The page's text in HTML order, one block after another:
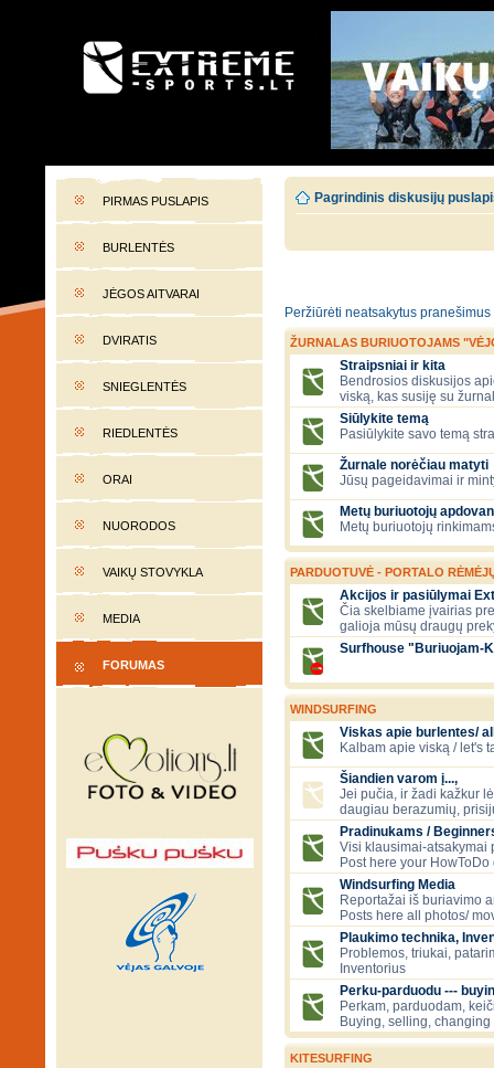
EXTREME-SPORTS.LT
PIRMAS PUSLAPIS
BURLENTĖS
JĖGOS AITVARAI
DVIRATIS
SNIEGLENTĖS
RIEDLENTĖS
ORAI
NUORODOS
VAIKŲ STOVYKLA
MEDIA
FORUMAS
Pagrindinis diskusijų
Peržiūrėti neatsakytus pranešimus
ŽURNALAS BURIUOTOJAMS
Straipsniai ir kita
Bendrosios diskusijos
viską, kas susiję su
Siūlykite temą
Pasiūlykite savo temą
Žurnale norėčiau matyti
Jūsų pageidavimai ir
Metų buriuotojų
Metų buriuotojų
PARDUOTUVĖ - PORTALO
Akcijos ir pasiūlymai
Čia skelbiame įvairias
galioja mūsų draugų
Surfhouse "Buriuojam-
WINDSURFING
Viskas apie burlentes/
Kalbam apie viską / let's
Šiandien varom į...,
Jei pučia, ir žadi kažkur
daugiau berazumių,
Pradinukams /
Visi klausimai-atsakymai
Post here your
Windsurfing Media
Reportažai iš buriavimo
Posts here all photos/
Plaukimo technika,
Problemos, triukai,
Inventorius
Perku-parduodu ---
Perkam, parduodam,
Buying, selling,
KITESURFING